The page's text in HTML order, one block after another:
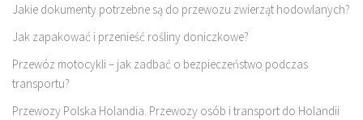
Jakie dokumenty potrzebne są do przewozu zwierząt hodowlanych?
Jak zapakować i przenieść rośliny doniczkowe?
Przewóz motocykli – jak zadbać o bezpieczeństwo podczas
transportu?
Przewozy Polska Holandia. Przewozy osób i transport do Holandii